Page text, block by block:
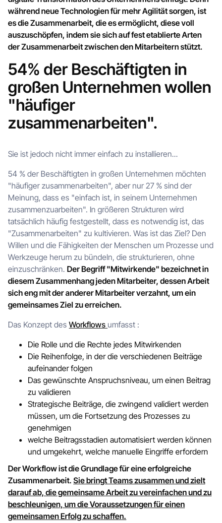
während neue Technologien für mehr Agilität sorgen, ist
es die Zusammenarbeit, die es ermöglicht, diese voll
auszuschöpfen, indem sie sich auf fest etablierte Arten
der Zusammenarbeit zwischen den Mitarbeitern stützt.
54% der Beschäftigten in
großen Unternehmen wollen
"häufiger
zusammenarbeiten".
Sie ist jedoch nicht immer einfach zu installieren...
54 % der Beschäftigten in großen Unternehmen möchten
"häufiger zusammenarbeiten", aber nur 27 % sind der
Meinung, dass es "einfach ist, in seinem Unternehmen
zusammenzuarbeiten". In größeren Strukturen wird
tatsächlich häufig festgestellt, dass es notwendig ist, das
"Zusammenarbeiten" zu kultivieren. Was ist das Ziel? Den
Willen und die Fähigkeiten der Menschen um Prozesse und
Werkzeuge herum zu bündeln, die strukturieren, ohne
einzuschränken. Der Begriff "Mitwirkende" bezeichnet in
diesem Zusammenhang jeden Mitarbeiter, dessen Arbeit
sich eng mit der anderer Mitarbeiter verzahnt, um ein
gemeinsames Ziel zu erreichen.
Das Konzept des Workflows umfasst :
Die Rolle und die Rechte jedes Mitwirkenden
Die Reihenfolge, in der die verschiedenen Beiträge
aufeinander folgen
Das gewünschte Anspruchsniveau, um einen Beitrag
zu validieren
Strategische Beiträge, die zwingend validiert werden
müssen, um die Fortsetzung des Prozesses zu
genehmigen
welche Beitragsstadien automatisiert werden können
und umgekehrt, welche manuelle Eingriffe erfordern
Der Workflow ist die Grundlage für eine erfolgreiche
Zusammenarbeit. Sie bringt Teams zusammen und zielt
darauf ab, die gemeinsame Arbeit zu vereinfachen und zu
beschleunigen, um die Voraussetzungen für einen
gemeinsamen Erfolg zu schaffen.